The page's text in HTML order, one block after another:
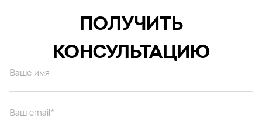
ПОЛУЧИТЬ
КОНСУЛЬТАЦИЮ
Ваше имя